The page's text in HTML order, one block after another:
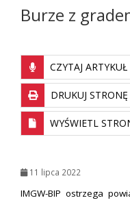
Burze z
CZYTAJ
DRUKUJ STRONĘ
WYŚWIETL
11 lipca 2022
IMGW-BIP ostrzega